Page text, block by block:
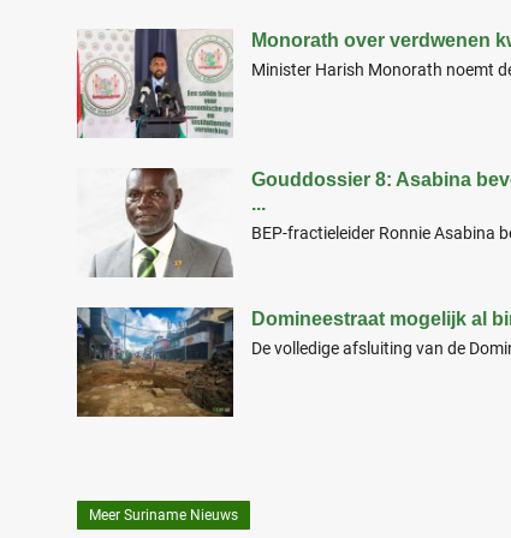
Monorath over verdwenen
Minister Harish Monorath noemt
Gouddossier 8: Asabina
...
BEP-fractieleider Ronnie Asabina
Domineestraat mogelijk al
De volledige afsluiting van de
Meer Suriname Nieuws